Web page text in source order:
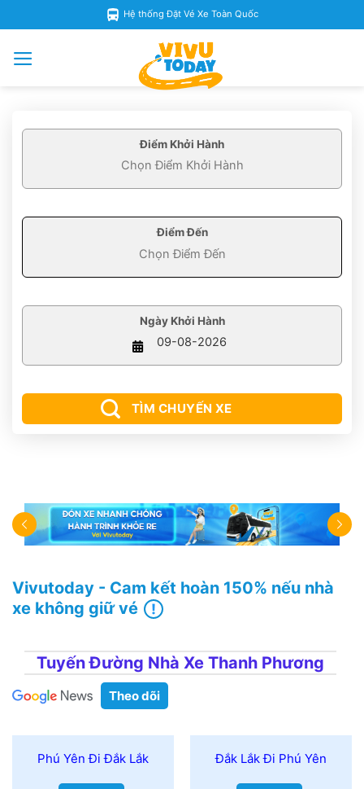
Hệ thống Đặt Vé Xe Toàn Quốc
Điểm Khởi Hành
Điểm Đến
Ngày Khởi Hành
TÌM CHUYẾN XE
Vivutoday - Cam kết hoàn 150% nếu nhà
xe không giữ vé
Tuyến Đường Nhà Xe Thanh Phương
Theo dõi
Phú Yên Đi Đắk Lắk Đắk Lắk Đi Phú Yên